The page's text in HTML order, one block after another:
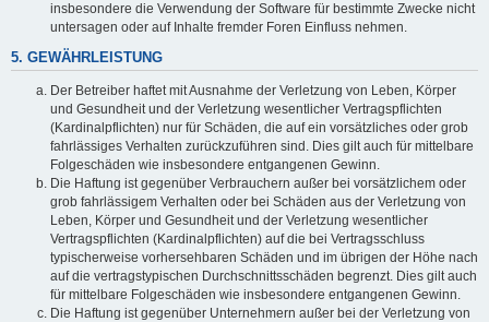
insbesondere die Verwendung der Software für bestimmte Zwecke nicht
untersagen oder auf Inhalte fremder Foren Einfluss nehmen.
5. GEWÄHRLEISTUNG
Der Betreiber haftet mit Ausnahme der Verletzung von Leben, Körper
und Gesundheit und der Verletzung wesentlicher Vertragspflichten
(Kardinalpflichten) nur für Schäden, die auf ein vorsätzliches oder grob
fahrlässiges Verhalten zurückzuführen sind. Dies gilt auch für mittelbare
Folgeschäden wie insbesondere entgangenen Gewinn.
Die Haftung ist gegenüber Verbrauchern außer bei vorsätzlichem oder
grob fahrlässigem Verhalten oder bei Schäden aus der Verletzung von
Leben, Körper und Gesundheit und der Verletzung wesentlicher
Vertragspflichten (Kardinalpflichten) auf die bei Vertragsschluss
typischerweise vorhersehbaren Schäden und im übrigen der Höhe nach
auf die vertragstypischen Durchschnittsschäden begrenzt. Dies gilt auch
für mittelbare Folgeschäden wie insbesondere entgangenen Gewinn.
Die Haftung ist gegenüber Unternehmern außer bei der Verletzung von